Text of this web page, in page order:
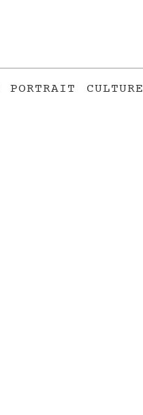
PORTRAIT CULTURE